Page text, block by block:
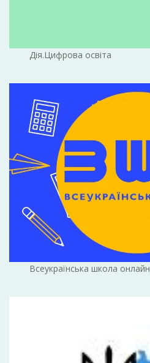
Дія.Цифрова освіта
Всеукраїнська школа онлайн